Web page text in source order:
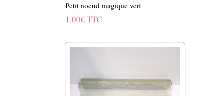
Petit noeud magique vert
1.00€TTC